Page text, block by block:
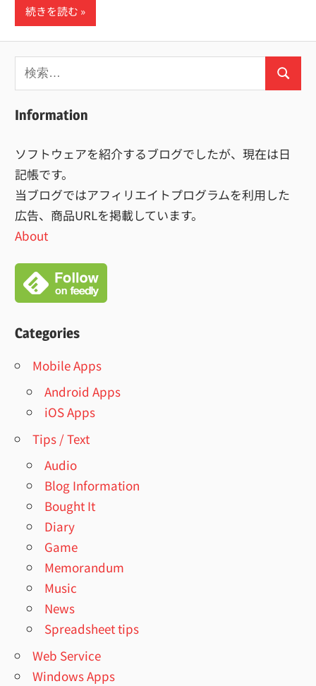
続きを読む
検
索:
検
Information
ソフトウェアを紹介するブログでしたが、現在は日
記帳です。
当ブログではアフィリエイトプログラムを利用した
広告、商品URLを掲載しています。
About
Categories
Mobile Apps
Android Apps
iOS Apps
Tips / Text
Audio
Blog Information
Bought It
Diary
Game
Memorandum
Music
News
Spreadsheet tips
Web Service
Windows Apps